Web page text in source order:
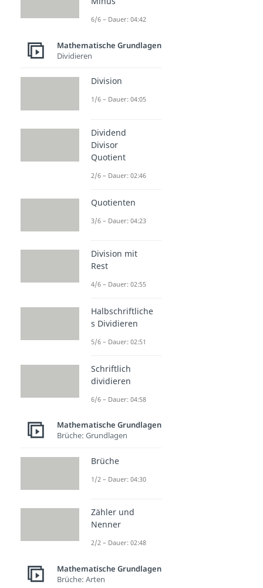
6/6 – Dauer: 04:42
Mathematische Grundlagen
Dividieren
Division
1/6 – Dauer: 04:05
Dividend
Divisor
Quotient
2/6 – Dauer: 02:46
Quotienten
3/6 – Dauer: 04:23
Division mit
Rest
4/6 – Dauer: 02:55
Halbschriftliche
s Dividieren
5/6 – Dauer: 02:51
Schriftlich
dividieren
6/6 – Dauer: 04:58
Mathematische Grundlagen
Brüche: Grundlagen
Brüche
1/2 – Dauer: 04:30
Zähler und
Nenner
2/2 – Dauer: 02:48
Mathematische Grundlagen
Brüche: Arten